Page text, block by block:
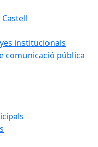
institucionals
comunicació pública